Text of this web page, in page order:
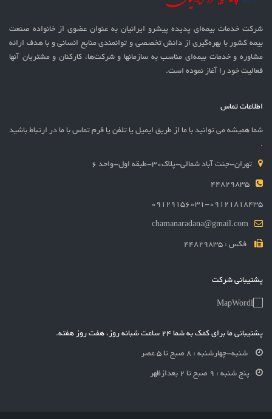
شرکت خدمات بيمه‌ای پدیده پیشرو ایرانیان به عنوان عضوی از خانواده صنعت
بیمه کشور با بهره‌گيری از دانش تخصصی و توانمندی منابع انسانی و با هدف ارائه
مشاوره و خدمات بیمه‌ای مناسب به سازمانها و شرکت‌ها، کارکنان و مشتریان آنها
فعالیت خود را آغاز نموده است.
اطلاعات تماس
شما همیشه می توانید با ما از طریق ایمیل یا تلفن یا فرم تماس با ما در ارتباط باشید
.
تهران-جنت آباد شمالی-پلاک30-طبقه اول-واحد 6
44829835
09129156031-09121818435
chamanaradana@gmail.com
فکس : 44829835
پشتیبانی شرکت
پشتیبانی ما برای کمک به شما 24 ساعت شبانه روز، هفت روز هفته.
شنبه-چهارشنبه : 8 صبح تا 5 عصر
پنج شنبه : 9 صبح تا 2 بعدازظهر